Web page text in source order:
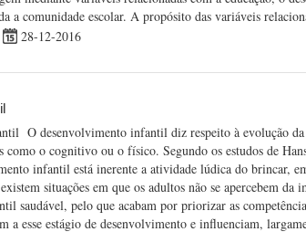
a comunidade escolar. A propósito das variáveis
28-12-2016
O desenvolvimento infantil diz respeito à evolução da
como o cognitivo ou o físico. Segundo os estudos de
infantil está inerente a atividade lúdica do brincar,
situações em que os adultos não se apercebem da
saudável, pelo que acabam por priorizar as
a esse estágio de desenvolvimento e influenciam,